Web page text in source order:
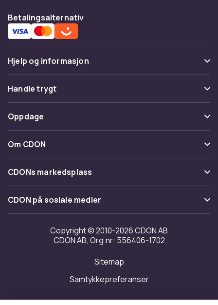
Betalingsalternativ
Hjelp og informasjon
Vanlige spørsmål
Spor pakke
Angre & returner her
Kontakt oss
Handle trygt
Betaling
Levering
Tilbakekallinger
Oppdage
Kategorier
Varemerker
Om CDON
Om oss
Kundeanmeldelser
Jobbe på CDON
Investor relations
Tilgjengelighet
CDONs markedsplass
Merchant Help Center
CDON på sosiale medier
Copyright © 2010-2026 CDON AB
CDON AB, Org.nr: 556406-1702
Sitemap
Samtykkepreferanser